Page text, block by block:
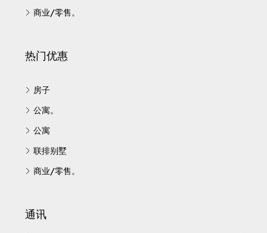
商业/零售。
热门优惠
房子
公寓。
公寓
联排别墅
商业/零售。
通讯